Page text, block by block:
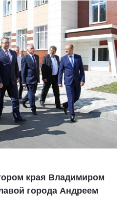
края Владимиром
города Андреем